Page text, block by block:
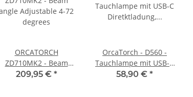
ORCATORCH
ZD710MK2 - Beam
angle Adjustable 4-72
209,95 € *
OrcaTorch - D560 -
Tauchlampe mit USB-C
Diretktladung, max 700
58,90 € *